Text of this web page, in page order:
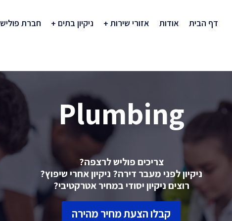
דף הבית אודות אזורי שירות ניקיון בתים חברת פוליש
Plumbing
צריכים פוליש לרצפה?
ניקיון לפני מעבר דירה? ניקיון אחרי שיפוץ?
רוצים ניקיון יסודי במחיר אטרקטיבי?
קבלו הצעת מחיר מהירה